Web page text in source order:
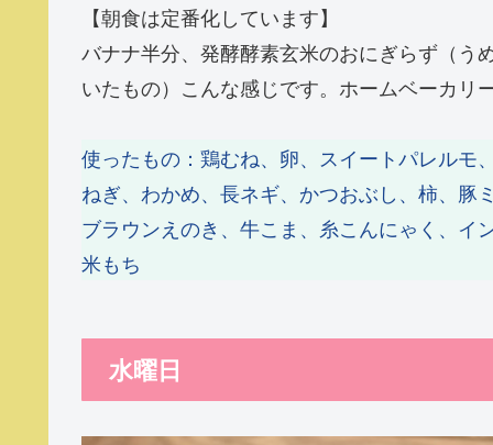
【朝食は定番化しています】
バナナ半分、発酵酵素玄米のおにぎらず（う
いたもの）こんな感じです。ホームベーカリ
使ったもの：鶏むね、卵、スイートパレルモ
ねぎ、わかめ、長ネギ、かつおぶし、柿、豚
ブラウンえのき、牛こま、糸こんにゃく、イ
米もち
水曜日